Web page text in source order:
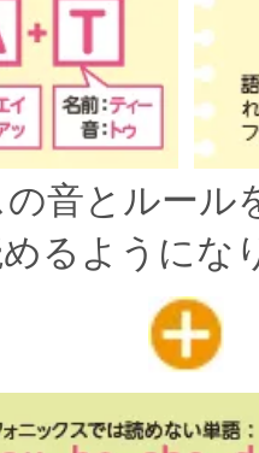
音とルール
るようにな